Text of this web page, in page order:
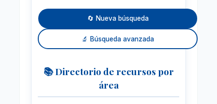
🔄 Nueva búsqueda
🔬 Búsqueda avanzada
📚 Directorio de recursos por
área